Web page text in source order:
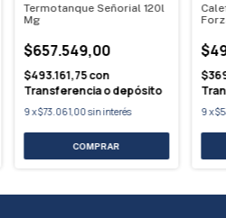
Termotanque Señorial 120l
Mg
$657.549,00
$493.161,75con
Transferencia o depósito
9x$73.061,00sin interés 9x